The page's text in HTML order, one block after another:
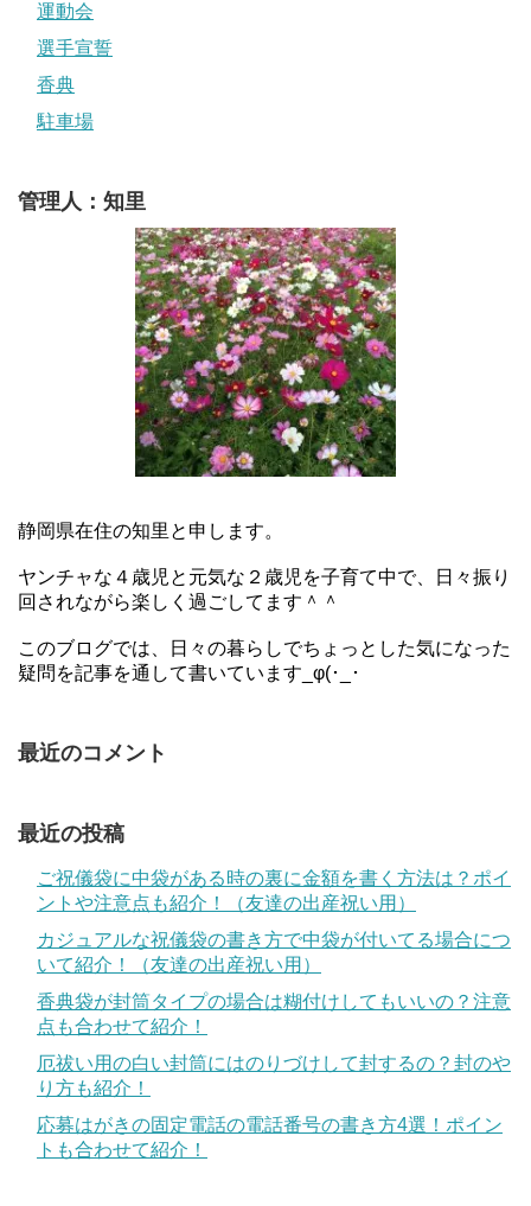
運動会
選手宣誓
香典
駐車場
管理人：知里
静岡県在住の知里と申します。
ヤンチャな４歳児と元気な２歳児を子育て中で、日々振り
回されながら楽しく過ごしてます＾＾
このブログでは、日々の暮らしでちょっとした気になった
疑問を記事を通して書いています_φ(･_･
最近のコメント
最近の投稿
ご祝儀袋に中袋がある時の裏に金額を書く方法は？ポイ
ントや注意点も紹介！（友達の出産祝い用）
カジュアルな祝儀袋の書き方で中袋が付いてる場合につ
いて紹介！（友達の出産祝い用）
香典袋が封筒タイプの場合は糊付けしてもいいの？注意
点も合わせて紹介！
厄祓い用の白い封筒にはのりづけして封するの？封のや
り方も紹介！
応募はがきの固定電話の電話番号の書き方4選！ポイン
トも合わせて紹介！